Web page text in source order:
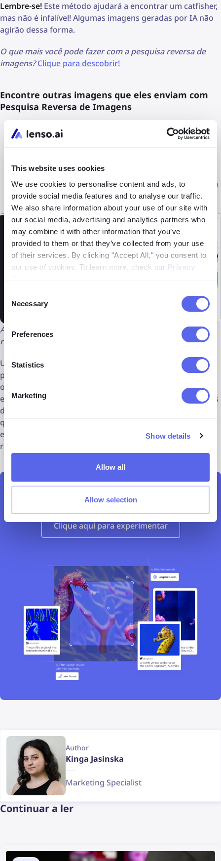
This website uses cookies
We use cookies to personalise content and ads, to
provide social media features and to analyse our traffic.
We also share information about your use of our site with
our social media, advertising and analytics partners who
may combine it with other information that you’ve
provided to them or that they’ve collected from your use
of their services. By clicking "Accept All," you consent to
our use of cookies. To learn more, check our Privacy
Selection
Necessary
Preferences
Statistics
Marketing
Show details
Allow all
Allow selection
Lembre-se! Este método ajudará a encontrar um catfisher,
mas não é infalível! Algumas imagens geradas por IA não
agirão dessa forma.
O que mais você pode fazer com a pesquisa reversa de
imagens?Clique para descobrir!
Encontre outras imagens que eles enviam com
Pesquisa Reversa de Imagens
Abra lenso.ai
no seu iPhone, Android ou desktop.
Verifique se a imagem que você recebeu apareceu em
qualquer outro lugar online.
Até mesmo arte que parece orgânica pode ser uma peça
roubada
Use ferramentas como lenso.ai ou outros motores de
pesquisa reversa de imagens para se manter seguro
online e confie em seus instintos ao interagir com
estranhos. Sempre verifique a identidade de alguém antes
de enviar dinheiro e evite interagir com qualquer pessoa
que peça ajuda financeira. Ao conhecer novas pessoas,
escolha sempre locais públicos e movimentados, como
restaurantes.
Verifique o catfishing no lenso.ai
Clique aqui para experimentar
Author
Kinga Jasinska
Marketing Specialist
Continuar a ler